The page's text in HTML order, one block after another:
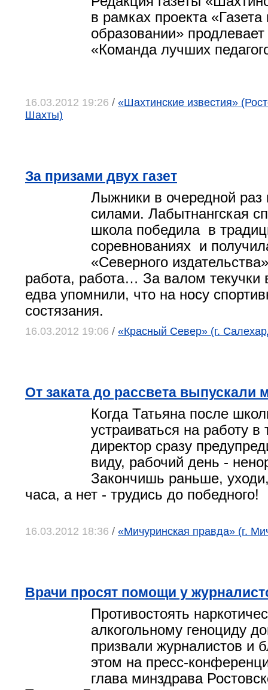
в рамках проекта «Газета
образовании» продлевает
«Команда лучших
16.03.2012 19:26 / «Шахтинские известия»
Шахты)
За призами двух газет
Лыжники в очередной раз
силами. Лабытнангская
школа победила в
соревнованиях и
«Северного
работа, работа… За валом текучки
едва упомнили, что на носу
состязания.
16.03.2012 19:06 / «Красный Север» (г.
От заката до рассвета выпускали
Когда Татьяна после
устраиваться на работу
директор сразу
виду, рабочий день -
Закончишь раньше,
часа, а нет - трудись до победного!
16.03.2012 18:36 / «Мичуринская правда» (г.
Врачи просят помощи у
Противостоять
алкогольному геноциду
призвали журналистов и
этом на пресс-
глава минздрава